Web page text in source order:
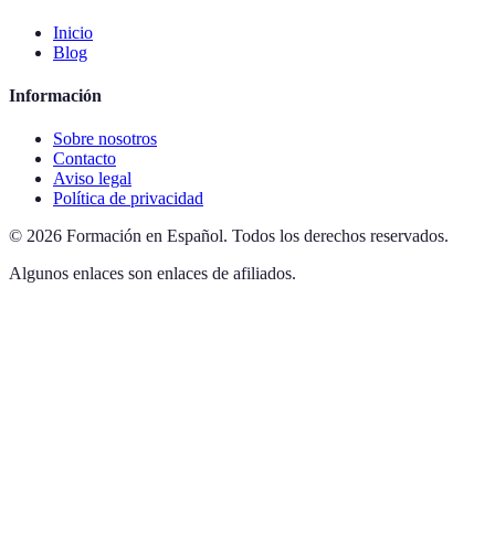
Inicio
Blog
Información
Sobre nosotros
Contacto
Aviso legal
Política de privacidad
© 2026 Formación en Español. Todos los derechos reservados.
Algunos enlaces son enlaces de afiliados.